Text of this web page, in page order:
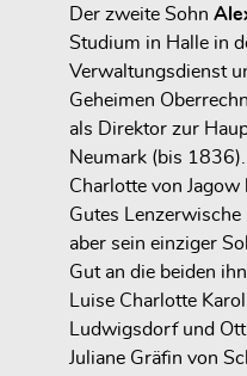
Der zweite Sohn
Studium in Halle in
Verwaltungsdienst
Geheimen
als Direktor zur
Neumark (bis
Charlotte von Jagow
Gutes
aber sein einziger
Gut an die beiden
Luise Charlotte
Ludwigsdorf und
Juliane Gräfin von